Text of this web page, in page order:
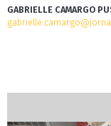
GABRIELLE CAMARGO